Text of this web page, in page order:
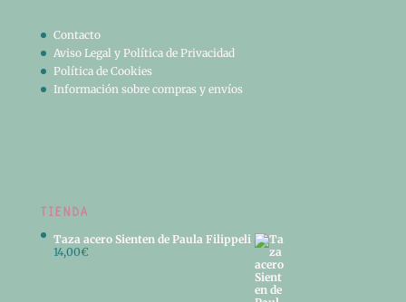
Contacto
Aviso Legal y Política de Privacidad
Política de Cookies
Información sobre compras y envíos
TIENDA
Taza acero Sienten de Paula Filippeli
14,00€